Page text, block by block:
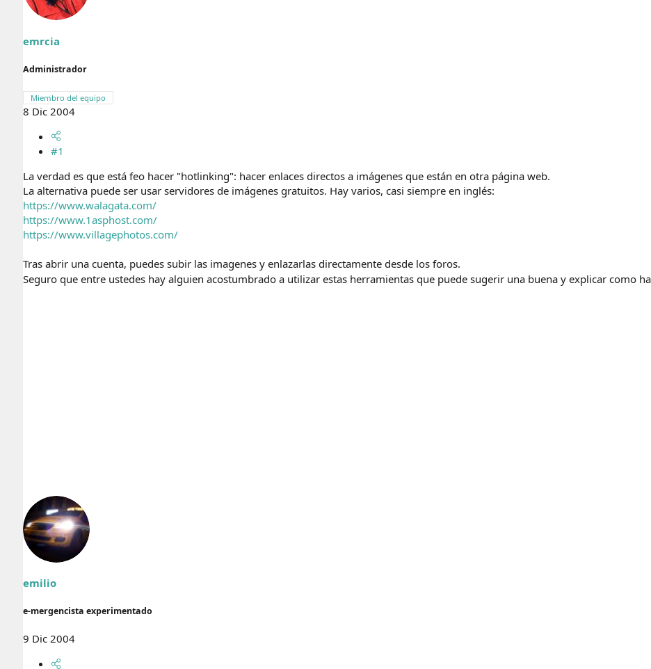
r
d
l
e
a
n
emrcia
Administrador
Miembro del equipo
8 Dic 2004
#1
La verdad es que está feo hacer "hotlinking": hacer enlaces directos a imágenes que están en otra página web.
La alternativa puede ser usar servidores de imágenes gratuitos. Hay varios, casi siempre en inglés:
https://www.walagata.com/
https://www.1asphost.com/
https://www.villagephotos.com/
Tras abrir una cuenta, puedes subir las imagenes y enlazarlas directamente desde los foros.
Seguro que entre ustedes hay alguien acostumbrado a utilizar estas herramientas que puede sugerir una buena y explicar como
emilio
e-mergencista experimentado
9 Dic 2004